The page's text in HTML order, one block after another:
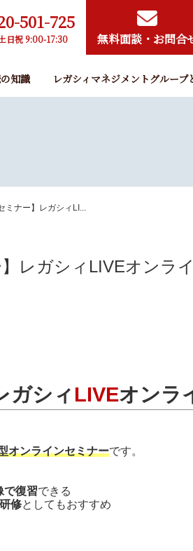
501-725
日祝 9:00-17:30 無料面談・お問合
知識 レガシィマネジメントグループ
ミナー】レガシィLI...
レガシィLIVEオンラ
ガシィ LIVEオンラ
オンラインセミナーです。
で復習できる
修としてもおすすめ